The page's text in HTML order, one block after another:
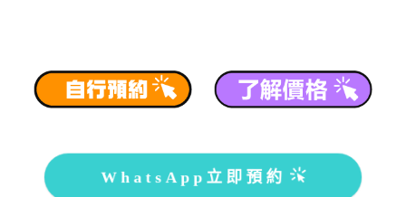
WhatsApp立即預約